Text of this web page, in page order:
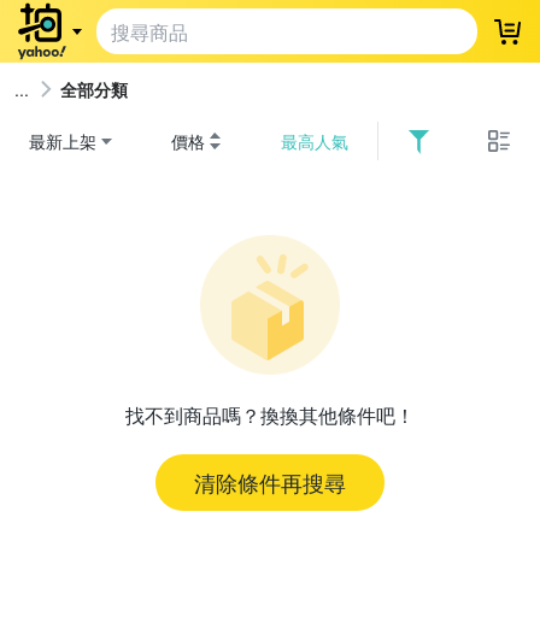
登
全部分類
最新上架 價格 最高人氣
找不到商品嗎？換換其他條件吧！
清除條件再搜尋